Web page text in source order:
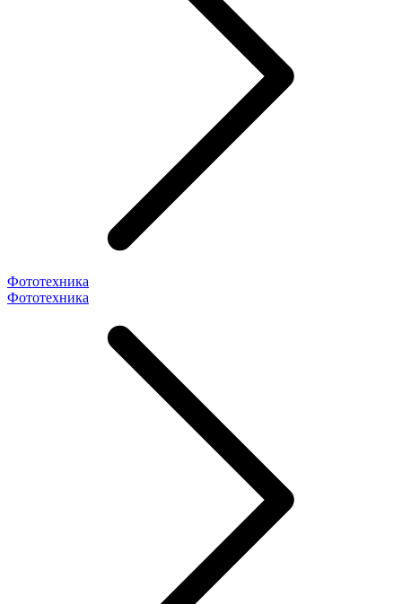
Фототехника
Фототехника